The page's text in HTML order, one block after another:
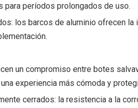
para períodos prolongados de uso.
los barcos de aluminio ofrecen
un compromiso entre botes
experiencia más cómoda y
cerrados: la resistencia a la